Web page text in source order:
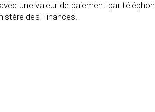
une valeur de paiement par
des Finances.